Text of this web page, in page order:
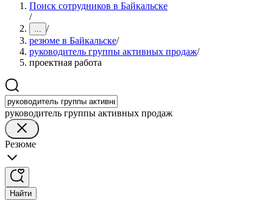
Поиск сотрудников в Байкальске
/
... /
резюме в Байкальске/
руководитель группы активных продаж/
проектная работа
руководитель группы активных продаж
Резюме
Найти